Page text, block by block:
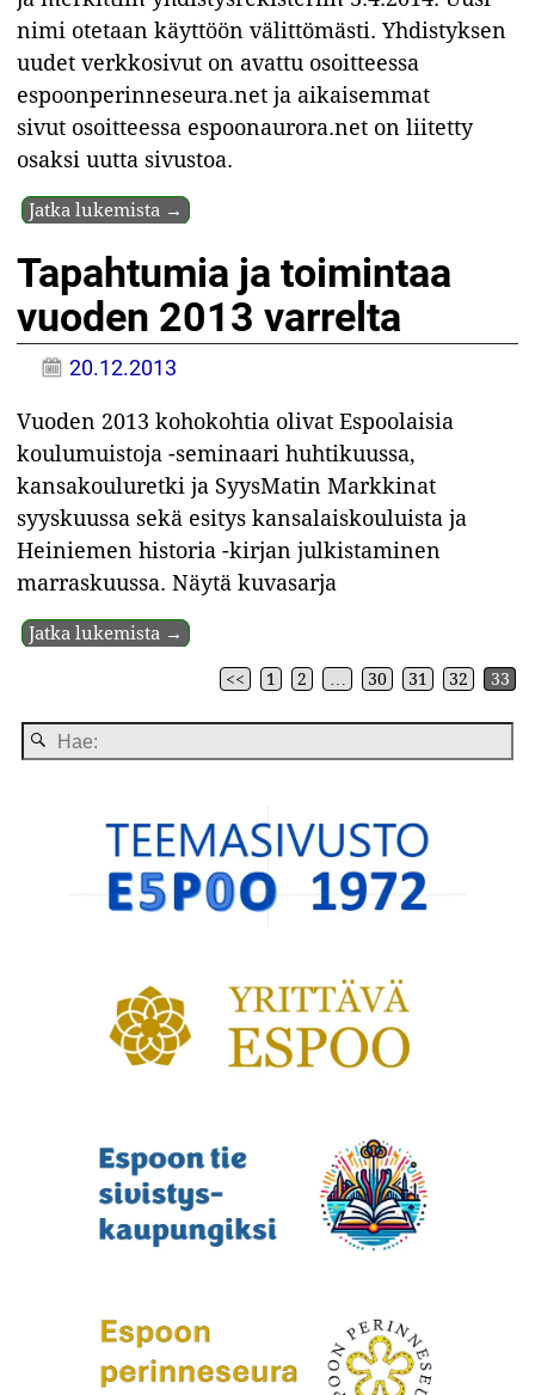
nimi otetaan käyttöön välittömästi. Yhdistyksen
uudet verkkosivut on avattu osoitteessa
espoonperinneseura.net ja aikaisemmat
sivut osoitteessa espoonaurora.net on liitetty
osaksi uutta sivustoa.
Jatka lukemista →
Tapahtumia ja toimintaa
vuoden 2013 varrelta
20.12.2013
Vuoden 2013 kohokohtia olivat Espoolaisia
koulumuistoja -seminaari huhtikuussa,
kansakouluretki ja SyysMatin Markkinat
syyskuussa sekä esitys kansalaiskouluista ja
Heiniemen historia -kirjan julkistaminen
marraskuussa. Näytä kuvasarja
Jatka lukemista →
<< 1 2 30 31 32 33